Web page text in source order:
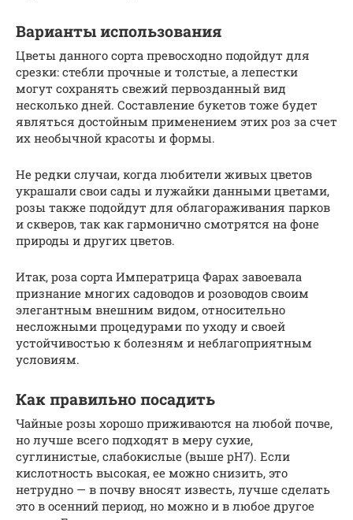
Варианты использования
Цветы данного сорта превосходно подойдут для
срезки: стебли прочные и толстые, а лепестки
могут сохранять свежий первозданный вид
несколько дней. Составление букетов тоже будет
являться достойным применением этих роз за счет
их необычной красоты и формы.
Не редки случаи, когда любители живых цветов
украшали свои сады и лужайки данными цветами,
розы также подойдут для облагораживания парков
и скверов, так как гармонично смотрятся на фоне
природы и других цветов.
Итак, роза сорта Императрица Фарах завоевала
признание многих садоводов и розоводов своим
элегантным внешним видом, относительно
несложными процедурами по уходу и своей
устойчивостью к болезням и неблагоприятным
условиям.
Как правильно посадить
Чайные розы хорошо приживаются на любой почве,
но лучше всего подходят в меру сухие,
суглинистые, слабокислые (выше рН7). Если
кислотность высокая, ее можно снизить, это
нетрудно — в почву вносят известь, лучше сделать
это в осенний период, но можно и в любое другое